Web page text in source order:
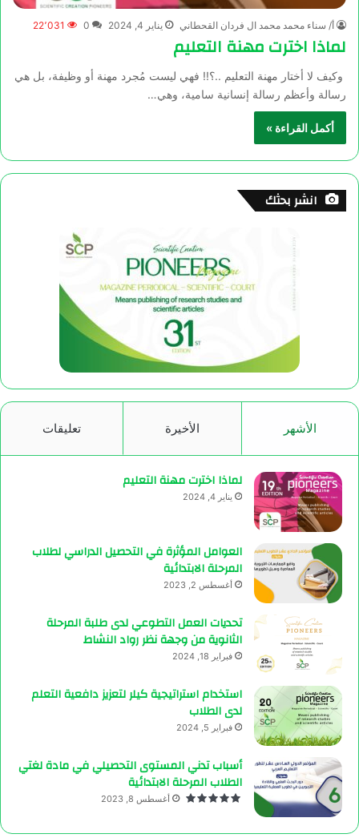
أ/ سناء محمد محمد ال فردان القحطاني يناير 4, 2024 0 22٬031
لماذا اخترت مهنة التعليم
وكيف لا أختار مهنة التعليم ..؟!! فهي ليست مُجرد مهنة أو وظيفة، بل هي
رسالة وأعظم رسالة إنسانية سامية، وهي…
أكمل القراءة »
انشر بحثك
الأشهر الأخيرة تعليقات
لماذا اخترت مهنة التعليم
يناير 4, 2024
العوامل المؤثرة في التحصيل الدراسي لطلاب
المرحلة الابتدائية
أغسطس 2, 2023
تحديات العمل التطوعي لدى طلبة المرحلة
الثانوية من وجهة نظر رواد النشاط
فبراير 18, 2024
استخدام استراتيجية كيلر لتعزيز دافعية التعلم
لدى الطلاب
فبراير 5, 2024
أسباب تدني المستوى التحصيلي في مادة لغتي
الطلاب المرحلة الابتدائية
أغسطس 8, 2023